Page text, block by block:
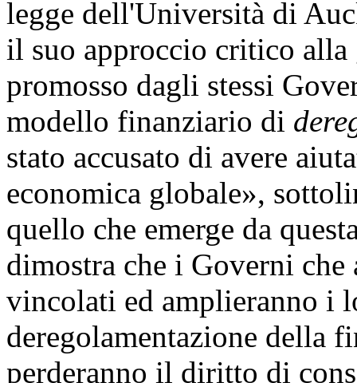
legge dell'Università di
il suo approccio critico
promosso dagli stessi
modello finanziario di
stato accusato di avere
economica globale»,
quello che emerge da
dimostra che i Governi
vincolati ed amplieranno i
deregolamentazione della
perderanno il diritto di